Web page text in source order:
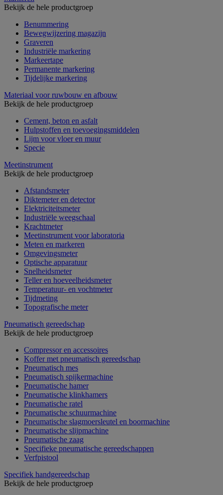
Bekijk de hele productgroep
Benummering
Bewegwijzering magazijn
Graveren
Industriële markering
Markeertape
Permanente markering
Tijdelijke markering
Materiaal voor ruwbouw en afbouw
Bekijk de hele productgroep
Cement, beton en asfalt
Hulpstoffen en toevoegingsmiddelen
Lijm voor vloer en muur
Specie
Meetinstrument
Bekijk de hele productgroep
Afstandsmeter
Diktemeter en detector
Elektriciteitsmeter
Industriële weegschaal
Krachtmeter
Meetinstrument voor laboratoria
Meten en markeren
Omgevingsmeter
Optische apparatuur
Snelheidsmeter
Teller en hoeveelheidsmeter
Temperatuur- en vochtmeter
Tijdmeting
Topografische meter
Pneumatisch gereedschap
Bekijk de hele productgroep
Compressor en accessoires
Koffer met pneumatisch gereedschap
Pneumatisch mes
Pneumatisch spijkermachine
Pneumatische hamer
Pneumatische klinkhamers
Pneumatische ratel
Pneumatische schuurmachine
Pneumatische slagmoersleutel en boormachine
Pneumatische slijpmachine
Pneumatische zaag
Specifieke pneumatische gereedschappen
Verfpistool
Specifiek handgereedschap
Bekijk de hele productgroep